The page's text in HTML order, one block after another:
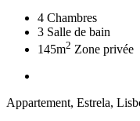
4 Chambres
3 Salle de bain
145m2 Zone privée
Appartement, Estrela,